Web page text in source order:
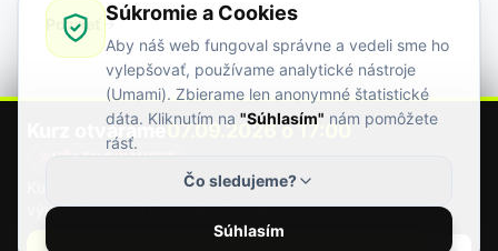
Pozrieť
PEČER vs Grendel
Porovnanie s najstaršou autoškolou
Kurz otvárame07.09.2026o17:00
UŽ LEN 6/8 MIEST
ľudí, aby sme zaručili najkvalitnejšiu
výuku. Rezervuj si termín ešte dnes.
Súkromie a Cookies
Aby náš web fungoval správne a vedeli sme ho
vylepšovať, používame analytické nástroje
(Umami). Zbierame len anonymné štatistické
dáta. Kliknutím na "Súhlasím" nám pomôžete
rásť.
Čo sledujeme?
Súhlasím